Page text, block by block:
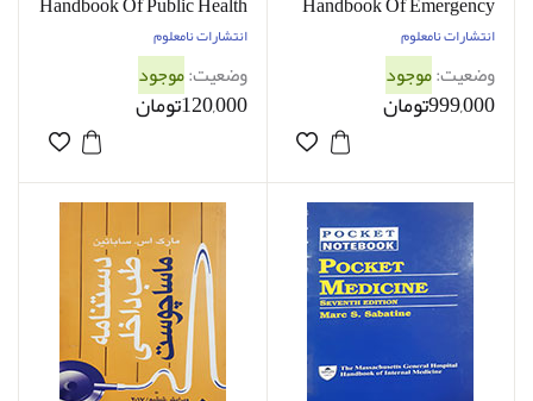
Medicine - در حد نو
انتشارات نامعلوم
وضعیت:موجود
999,000تومان
Practice - در حد نو
انتشارات نامعلوم
وضعیت:موجود
120,000تومان